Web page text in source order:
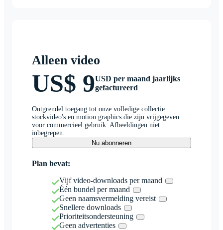
Alleen video
US$ 9USD per maand jaarlijks
gefactureerd
Ontgrendel toegang tot onze volledige collectie
stockvideo's en motion graphics die zijn vrijgegeven
voor commercieel gebruik. Afbeeldingen niet
inbegrepen.
Nu abonneren
Plan bevat:
Vijf video-downloads per maand
Één bundel per maand
Geen naamsvermelding vereist
Snellere downloads
Prioriteitsondersteuning
Geen advertenties